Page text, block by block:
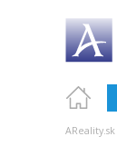
AReality.sk